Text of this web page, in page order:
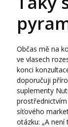
Občas mě na
ve vlasech
konci
doporučuji
suplementy
síťového
otázku: „A není